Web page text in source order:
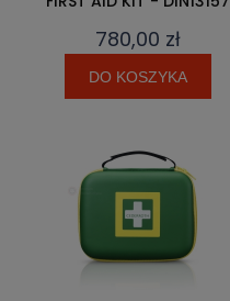
780,00 zł
DO KOSZYKA